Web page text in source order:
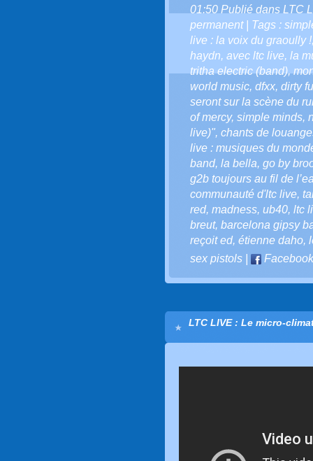
01:50 Publié dans LTC
permanent| Tags :
live : la voix du graoully !
haydn, avec ltc live, la
tritha electric (band),
world music, dfxx, dirty
seront sur la scène du
of mercy, simple minds,
live)", chants de
live : musiques du
band, la bella, go by
g2b toujours au fil de
communauté d'ltc live,
red, madness, ub40, ltc
breut, barcelona gipsy
reçoit ed, étienne daho,
sex pistols
Facebook
LTC LIVE : Le micro-